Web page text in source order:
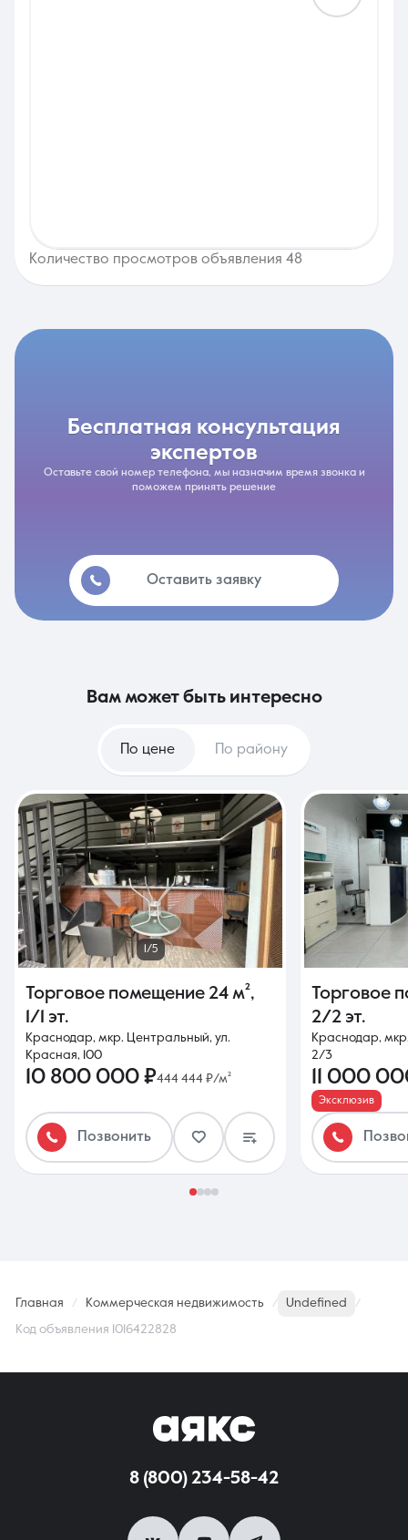
Количество просмотров объявления 48
бесплатная консультация
экспертов
Оставьте свой номер телефона, мы назначим время звонка и
поможем принять решение
Оставить заявку
вам может быть интересно
По цене По району
1/5
Торговое помещение 24 м²,
1/1 эт.
Краснодар, мкр. Центральный, ул.
Красная, 100
10 800 000 ₽444 444 ₽/м²
Позвонить
Торговое
2/2 эт.
Краснодар,
2/3
11 000
Эксклюзив
Главная Коммерческая недвижимость Undefined
Код объявления 1016422828
8 (800) 234-58-42